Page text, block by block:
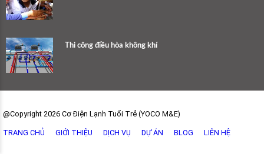
Thi công điều hòa không khí
@Copyright 2026 Cơ Điện Lạnh Tuổi Trẻ (YOCO M&E)
TRANG CHỦ GIỚI THIỆU DỊCH VỤ DỰ ÁN BLOG LIÊN HỆ